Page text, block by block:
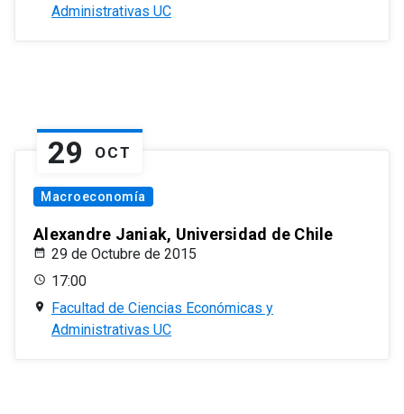
Administrativas UC
29 OCT
Macroeconomía
Alexandre Janiak, Universidad de Chile
29 de Octubre de 2015
17:00
Facultad de Ciencias Económicas y
Administrativas UC